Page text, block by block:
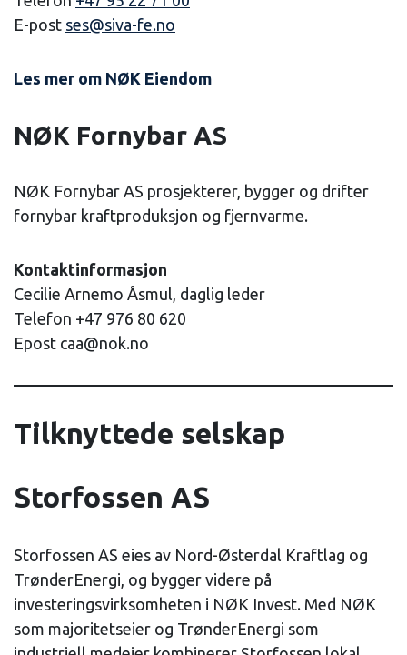
E-post ses@siva-fe.no
Les mer om NØK Eiendom
NØK Fornybar AS
NØK Fornybar AS prosjekterer, bygger og drifter
fornybar kraftproduksjon og fjernvarme.
Kontaktinformasjon
Cecilie Arnemo Åsmul, daglig leder
Telefon +47 976 80 620
Epost caa@nok.no
Tilknyttede selskap
Storfossen AS
Storfossen AS eies av Nord-Østerdal Kraftlag og
TrønderEnergi, og bygger videre på
investeringsvirksomheten i NØK Invest. Med NØK
som majoritetseier og TrønderEnergi som